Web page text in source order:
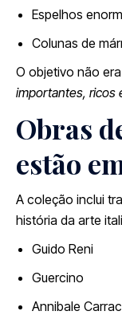
Espelhos
Colunas de
O objetivo não
importantes, ricos
Obras
estão
A coleção inclui
história da arte
Guido Reni
Guercino
Annibale